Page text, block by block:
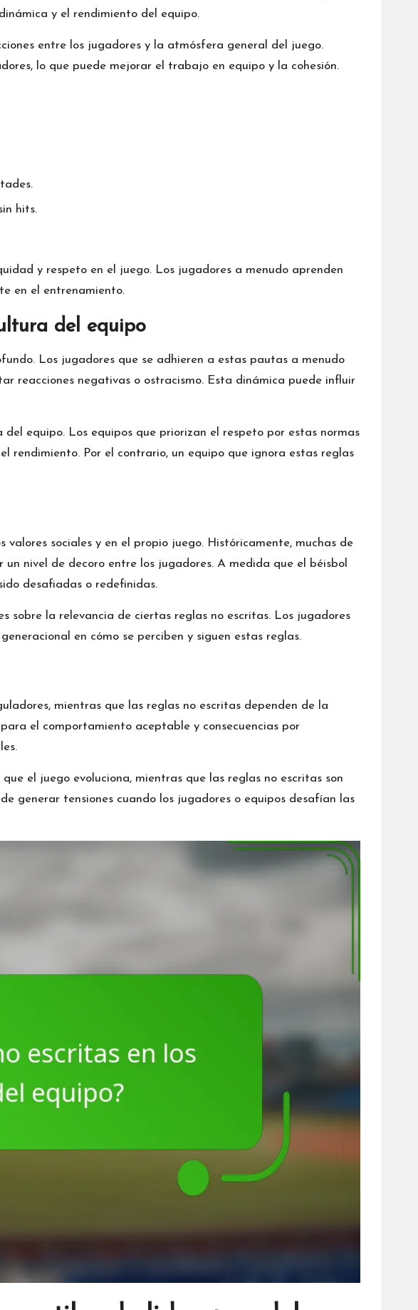
y el rendimiento del equipo.
entre los jugadores y la atmósfera general del juego.
lo que puede mejorar el trabajo en equipo y la cohesión.
hits.
y respeto en el juego. Los jugadores a menudo aprenden
en el entrenamiento.
del equipo
Los jugadores que se adhieren a estas pautas a menudo
reacciones negativas o ostracismo. Esta dinámica puede influir
equipo. Los equipos que priorizan el respeto por estas normas
Por el contrario, un equipo que ignora estas reglas
sociales y en el propio juego. Históricamente, muchas de
nivel de decoro entre los jugadores. A medida que el béisbol
desafiadas o redefinidas.
sobre la relevancia de ciertas reglas no escritas. Los jugadores
en cómo se perciben y siguen estas reglas.
mientras que las reglas no escritas dependen de la
el comportamiento aceptable y consecuencias por
el juego evoluciona, mientras que las reglas no escritas son
generar tensiones cuando los jugadores o equipos desafían las